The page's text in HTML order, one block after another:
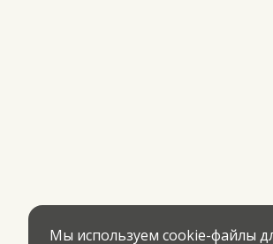
Мы используем cookie-файлы